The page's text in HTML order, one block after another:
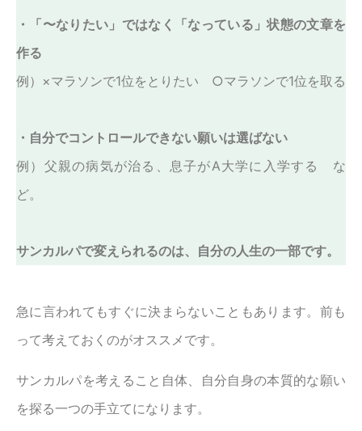
・「〜なりたい」ではなく「なっている」状態の文章を
作る
例）×マラソンで1位をとりたい ○マラソンで1位を取る
・自分でコントロールできない願いは選ばない
例）父親の病気が治る、息子がA大学に入学する な
ど。
サンカルパで変えられるのは、自分の人生の一部です。
急に言われてもすぐに決まらないこともあります。前も
って考えておくのがオススメです。
サンカルパを考えること自体、自分自身の本質的な願い
を探る一つの手立てになります。